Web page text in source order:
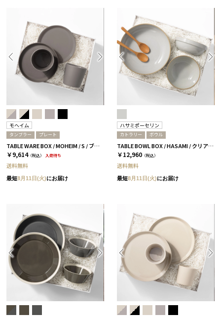
モヘイム
タンブラー プレート
TABLE WARE BOX / MOHEIM / S / ブラック
￥9,614（税込） 入荷待ち
送料無料
最短8月11日(火)にお届け
ハサミポーセリン
カトラリー ボウル
TABLE BOWL BOX / HASAMI / クリア［ハサミポーセリン］
￥12,960 （税込）
送料無料
最短8月11日(火)にお届け